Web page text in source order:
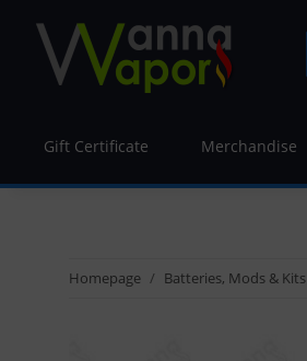
Gift Certificate Merchandise
Homepage Batteries, Mods & Kits